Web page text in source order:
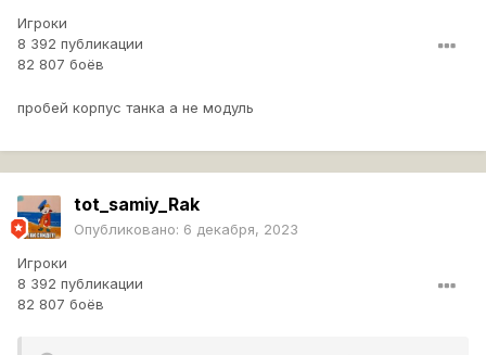
Игроки
8 392 публикации
82 807 боёв
пробей корпус танка а не модуль
tot_samiy_Rak
Опубликовано: 6 декабря, 2023
Игроки
8 392 публикации
82 807 боёв